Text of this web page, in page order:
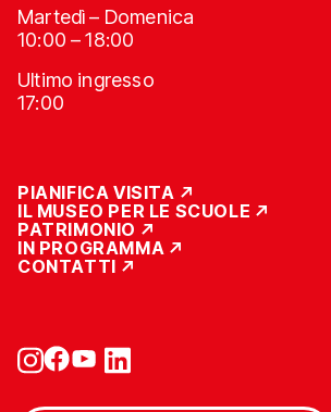
Martedì – Domenica
10:00 – 18:00
Ultimo ingresso
17:00
PIANIFICA VISITA
IL MUSEO PER LE SCUOLE
PATRIMONIO
IN PROGRAMMA
CONTATTI